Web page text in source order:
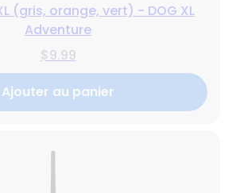
(gris, orange, vert) - DOG XL
Adventure
$9.99
Ajouter au panier